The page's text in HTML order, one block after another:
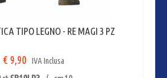
TIPO LEGNO - RE MAGI 3 PZ
€ 9,90 IVA Inclusa